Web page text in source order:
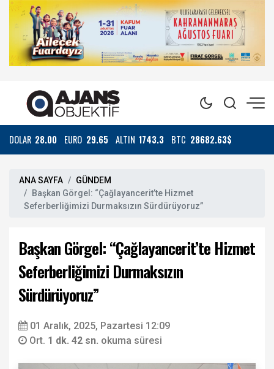
DOLAR 28.00 EURO 29.65 ALTIN 1743.3 BTC 28682.63$
ANA SAYFA
GÜNDEM
Başkan Görgel: “Çağlayancerit’te Hizmet
Seferberliğimizi Durmaksızın Sürdürüyoruz”
Başkan Görgel: “Çağlayancerit’te Hizmet
Seferberliğimizi Durmaksızın
Sürdürüyoruz”
01 Aralık, 2025, Pazartesi 12:09
Ort. 1 dk. 42 sn. okuma süresi